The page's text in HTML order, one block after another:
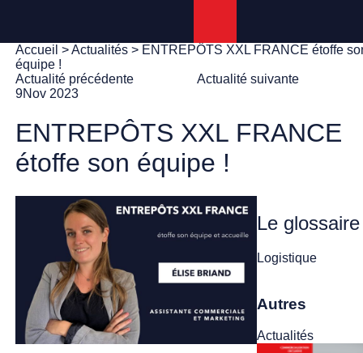
Accueil >Actualités> ENTREPÔTS XXL FRANCE étoffe
équipe !
Actualité précédente
Actualité suivante
9Nov 2023
ENTREPÔTS XXL FRANCE
étoffe son équipe !
Le glossaire
Logistique
Autres
Actualités